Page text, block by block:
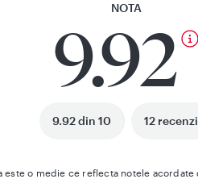
NOTA
9.92
9.92 din 10 12
este o medie ce reflecta notele